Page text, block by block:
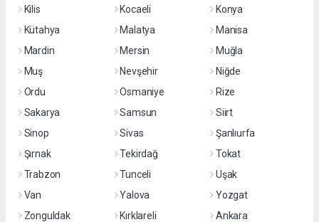
Kilis
Kocaeli
Konya
Kütahya
Malatya
Manisa
Mardin
Mersin
Muğla
Muş
Nevşehir
Niğde
Ordu
Osmaniye
Rize
Sakarya
Samsun
Siirt
Sinop
Sivas
Şanlıurfa
Şırnak
Tekirdağ
Tokat
Trabzon
Tunceli
Uşak
Van
Yalova
Yozgat
Zonguldak
Kırklareli Ankara